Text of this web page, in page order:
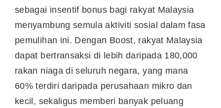
sebagai insentif bonus bagi rakyat Malaysia
menyambung semula aktiviti sosial dalam fasa
pemulihan ini. Dengan Boost, rakyat Malaysia
dapat bertransaksi di lebih daripada 180,000
rakan niaga di seluruh negara, yang mana
60% terdiri daripada perusahaan mikro dan
kecil, sekaligus memberi banyak peluang